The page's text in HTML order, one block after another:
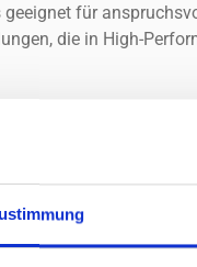
für
die in High-
(DPUs)
Networking
Trennung und
Effizienz und